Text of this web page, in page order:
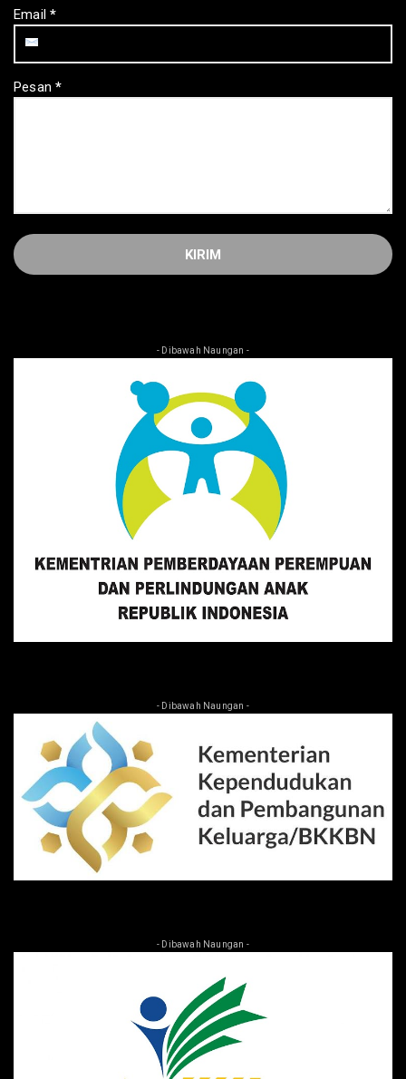
Email*
Pesan*
- Dibawah Naungan -
- Dibawah Naungan -
- Dibawah Naungan -